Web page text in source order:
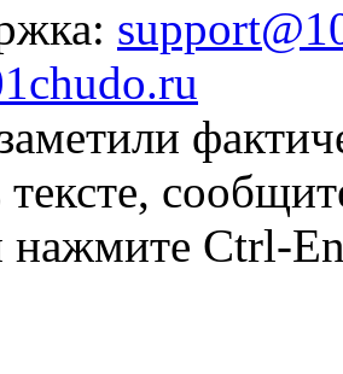
Ctrl-